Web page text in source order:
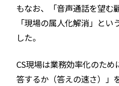
もなお、「音声通話を望む
「現場の属人化解消」と
した。
CS現場は業務効率化のた
答するか（答えの速さ）」